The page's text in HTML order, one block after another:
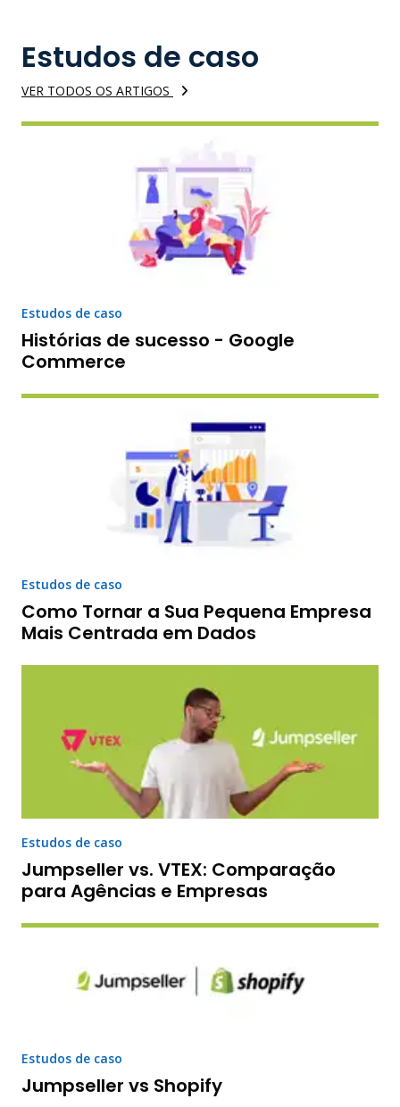
Estudos de caso
VER TODOS OS ARTIGOS
Estudos de caso
Histórias de sucesso - Google
Commerce
Estudos de caso
Como Tornar a Sua Pequena Empresa
Mais Centrada em Dados
Estudos de caso
Jumpseller vs. VTEX: Comparação
para Agências e Empresas
Estudos de caso
Jumpseller vs Shopify